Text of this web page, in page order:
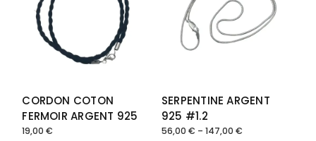
CORDON COTON
FERMOIR ARGENT 925
19,00€
SERPENTINE ARGENT
925 #1.2
56,00 € – 147,00 €
Plage